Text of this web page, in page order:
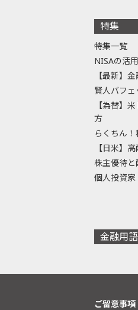
特集
特集一覧
NISAの活
【最新】
賢人バフ
【為替】
方
らくちん
【日米】
株主優待と
個人投資
金融用
ご留意事項